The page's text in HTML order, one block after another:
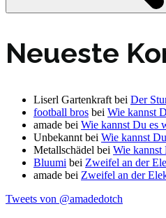
Neueste
Liserl Gartenkraft bei Der
football bros bei Wie kannst
amade bei Wie kannst Du es
Unbekannt bei Wie kannst
Metallschädel bei Wie kannst
Bluumi bei Zweifel an der
amade bei Zweifel an der
Tweets von @amadedotch